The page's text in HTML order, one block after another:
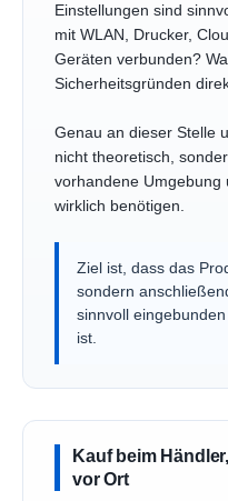
Einstellungen sind
mit WLAN, Drucker,
Geräten verbunden?
Sicherheitsgründen
Genau an dieser Stelle
nicht theoretisch,
vorhandene Umgebung
wirklich benötigen.
Ziel ist, dass das
sondern
sinnvoll
ist.
Kauf beim
vor Ort